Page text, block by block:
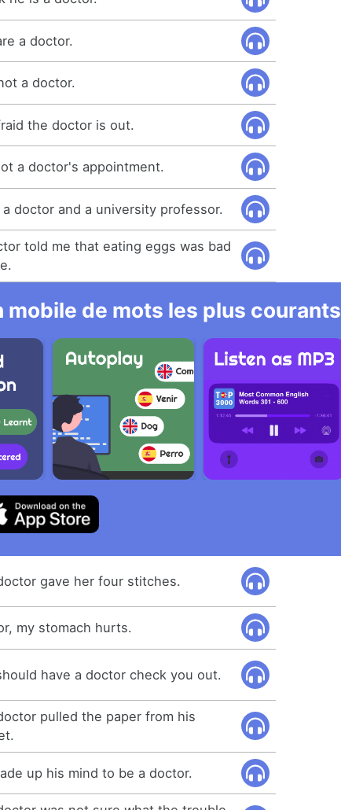
a doctor.
a doctor.
the doctor is out.
a doctor's appointment.
a doctor and a university professor.
told me that eating eggs was bad
de mots les plus courants
gave her four stitches.
my stomach hurts.
have a doctor check you out.
pulled the paper from his
up his mind to be a doctor.